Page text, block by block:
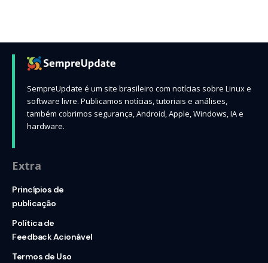
SempreUpdate é um site brasileiro com notícias sobre Linux e
software livre. Publicamos notícias, tutoriais e análises,
também cobrimos segurança, Android, Apple, Windows, IA e
hardware.
Extra
Princípios de
publicação
Política de
Feedback Acionável
Termos de Uso